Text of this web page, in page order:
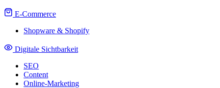
E-Commerce
Shopware & Shopify
Digitale Sichtbarkeit
SEO
Content
Online-Marketing